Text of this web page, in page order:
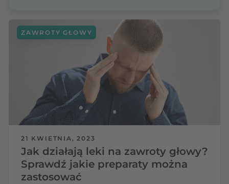
21 KWIETNIA, 2023
Jak działają leki na zawroty głowy?
Sprawdź jakie preparaty można
zastosować
ZAWROTY GŁOWY